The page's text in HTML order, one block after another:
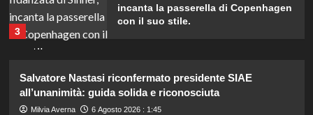
3
incanta la passerella di Copenhagen
con il suo stile.
4
Carlo nell’annuncio della nascita di
Eugenia?
Salvatore Nastasi riconfermato presidente SIAE
all’unanimità: guida solida e riconosciuta
Milvia Averna 6 Agosto 2026 : 1:45